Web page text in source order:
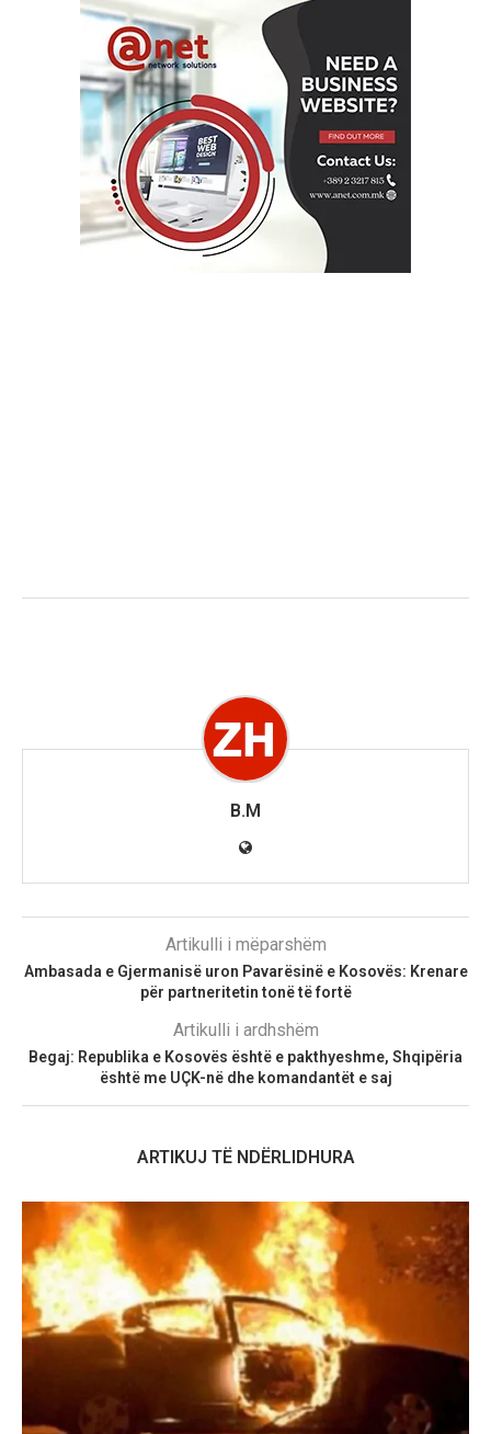
B.M
Artikulli i mëparshëm
Ambasada e Gjermanisë uron Pavarësinë e Kosovës: Krenare
për partneritetin tonë të fortë
Artikulli i ardhshëm
Begaj: Republika e Kosovës është e pakthyeshme, Shqipëria
është me UÇK-në dhe komandantët e saj
ARTIKUJ TË NDËRLIDHURA